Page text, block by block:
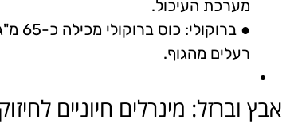
מערכת העיכול.
רעלים מהגוף.
אבץ וברזל: מינרלים חיוניים